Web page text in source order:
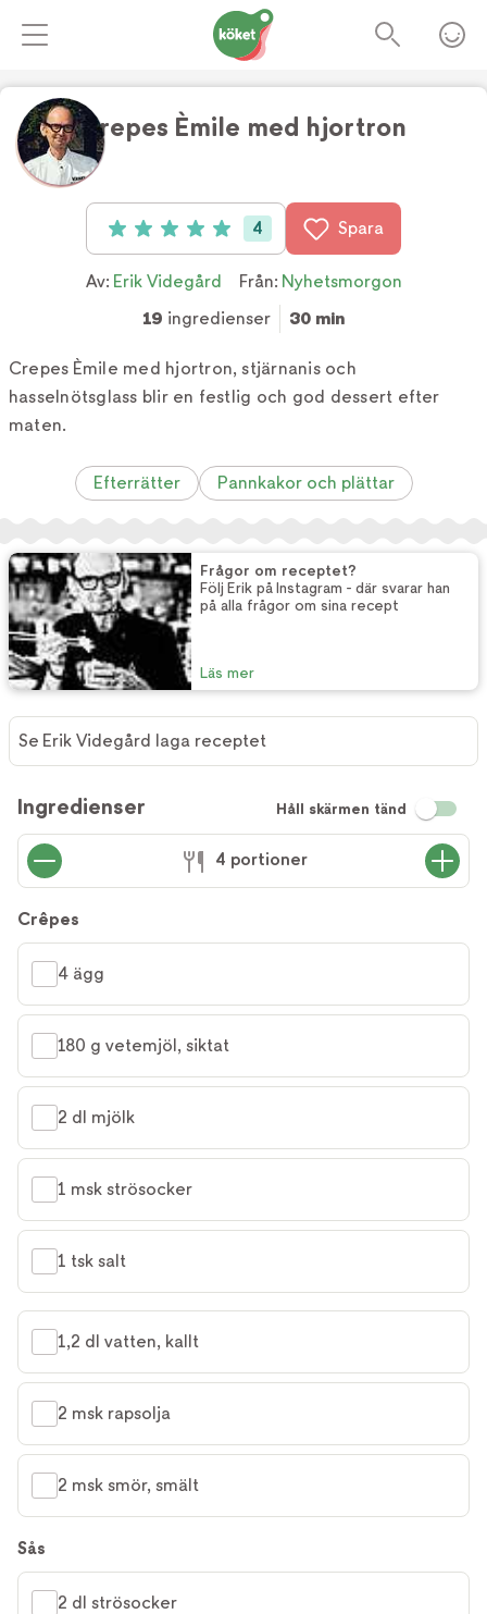
Crepes Èmile med hjortron
Betyg: 5 av 5 (4 röster)
4 Spara
Av: Erik Videgård Från: Nyhetsmorgon
19 ingredienser 30 min
Crepes Èmile med hjortron, stjärnanis och
hasselnötsglass blir en festlig och god dessert efter
maten.
Efterrätter Pannkakor och plättar
Frågor om receptet?
Följ Erik på Instagram - där svarar han
på alla frågor om sina recept
Läs mer
Se Erik Videgård laga receptet
Ingredienser Håll skärmen tänd
4 portioner
Crêpes
4 ägg
180 g vetemjöl, siktat
2 dl mjölk
1 msk strösocker
1 tsk salt
1,2 dl vatten, kallt
2 msk rapsolja
2 msk smör, smält
Sås
2 dl strösocker